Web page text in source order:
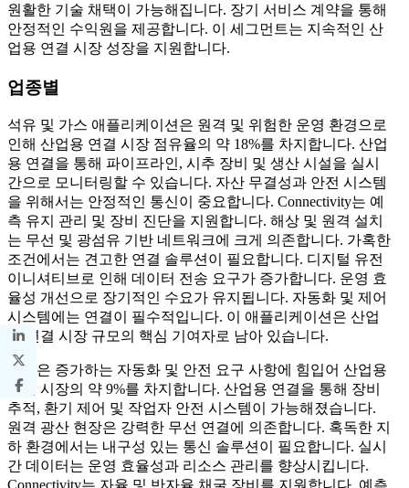
원활한 기술 채택이 가능해집니다. 장기 서비스 계약을 통해
안정적인 수익원을 제공합니다. 이 세그먼트는 지속적인 산
업용 연결 시장 성장을 지원합니다.
업종별
석유 및 가스 애플리케이션은 원격 및 위험한 운영 환경으로
인해 산업용 연결 시장 점유율의 약 18%를 차지합니다. 산업
용 연결을 통해 파이프라인, 시추 장비 및 생산 시설을 실시
간으로 모니터링할 수 있습니다. 자산 무결성과 안전 시스템
을 위해서는 안정적인 통신이 중요합니다. Connectivity는 예
측 유지 관리 및 장비 진단을 지원합니다. 해상 및 원격 설치
는 무선 및 광섬유 기반 네트워크에 크게 의존합니다. 가혹한
조건에서는 견고한 연결 솔루션이 필요합니다. 디지털 유전
이니셔티브로 인해 데이터 전송 요구가 증가합니다. 운영 효
율성 개선으로 장기적인 수요가 유지됩니다. 자동화 및 제어
시스템에는 연결이 필수적입니다. 이 애플리케이션은 산업
용 연결 시장 규모의 핵심 기여자로 남아 있습니다.
광업은 증가하는 자동화 및 안전 요구 사항에 힘입어 산업용
연결 시장의 약 9%를 차지합니다. 산업용 연결을 통해 장비
추적, 환기 제어 및 작업자 안전 시스템이 가능해졌습니다.
원격 광산 현장은 강력한 무선 연결에 의존합니다. 혹독한 지
하 환경에서는 내구성 있는 통신 솔루션이 필요합니다. 실시
간 데이터는 운영 효율성과 리소스 관리를 향상시킵니다.